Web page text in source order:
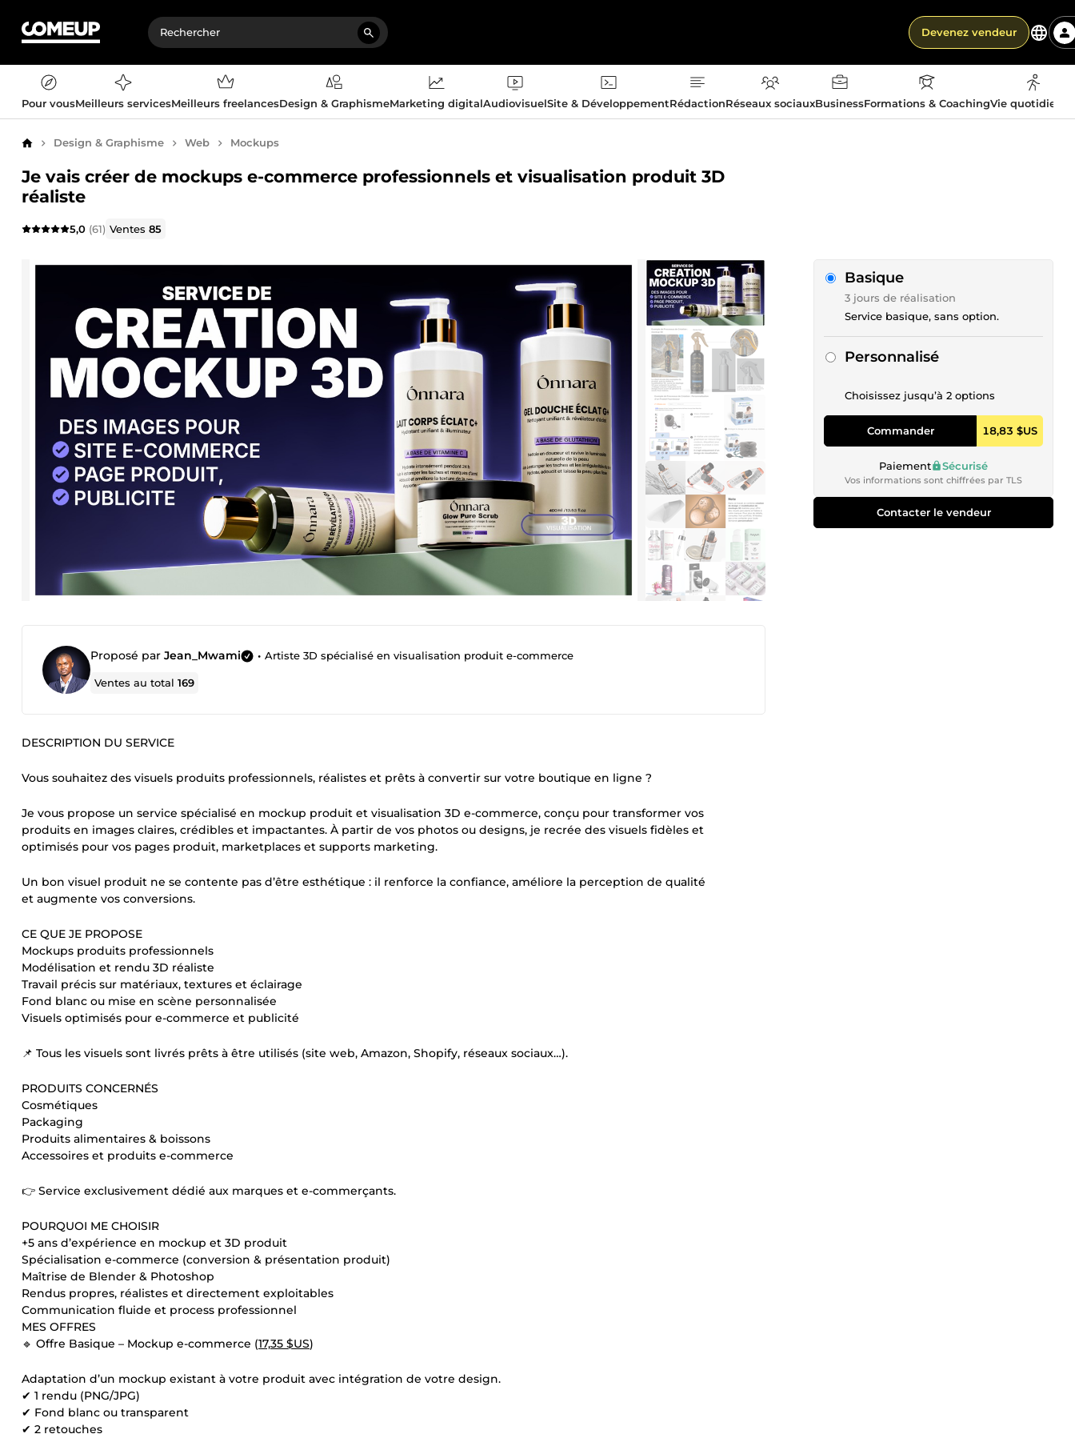
Devenez vendeur
Pour vousMeilleurs servicesMeilleurs freelancesDesign & GraphismeMarketing digitalAudiovisuelSite & DéveloppementRédactionRéseaux sociauxBusinessFormations & CoachingVie
AccueilDesign & Graphisme Web Mockups
Je vais créer de mockups e-commerce professionnels et visualisation produit 3D
réaliste
5,0 (61) Ventes85
Proposé par Jean_Mwami • Artiste 3D spécialisé en visualisation produit e-commerce
Ventes au total169
DESCRIPTION DU SERVICE
Vous souhaitez des visuels produits professionnels, réalistes et prêts à convertir sur votre boutique en ligne ?
Je vous propose un service spécialisé en mockup produit et visualisation 3D e-commerce, conçu pour transformer vos
produits en images claires, crédibles et impactantes. À partir de vos photos ou designs, je recrée des visuels fidèles et
optimisés pour vos pages produit, marketplaces et supports marketing.
Un bon visuel produit ne se contente pas d’être esthétique : il renforce la confiance, améliore la perception de qualité
et augmente vos conversions.
CE QUE JE PROPOSE
Mockups produits professionnels
Modélisation et rendu 3D réaliste
Travail précis sur matériaux, textures et éclairage
Fond blanc ou mise en scène personnalisée
Visuels optimisés pour e-commerce et publicité
📌 Tous les visuels sont livrés prêts à être utilisés (site web, Amazon, Shopify, réseaux sociaux…).
PRODUITS CONCERNÉS
Cosmétiques
Packaging
Produits alimentaires & boissons
Accessoires et produits e-commerce
👉 Service exclusivement dédié aux marques et e-commerçants.
POURQUOI ME CHOISIR
+5 ans d’expérience en mockup et 3D produit
Spécialisation e-commerce (conversion & présentation produit)
Maîtrise de Blender & Photoshop
Rendus propres, réalistes et directement exploitables
Communication fluide et process professionnel
MES OFFRES
🔹 Offre Basique – Mockup e-commerce (17,35 $US)
Adaptation d’un mockup existant à votre produit avec intégration de votre design.
✔ 1 rendu (PNG/JPG)
✔ Fond blanc ou transparent
✔ 2 retouches
Basique
3 jours de réalisation
Service basique, sans option.
Personnalisé
Choisissez jusqu’à 2 options
Commander 18,83 $US
Paiement Sécurisé
Vos informations sont chiffrées par TLS
Contacter le vendeur